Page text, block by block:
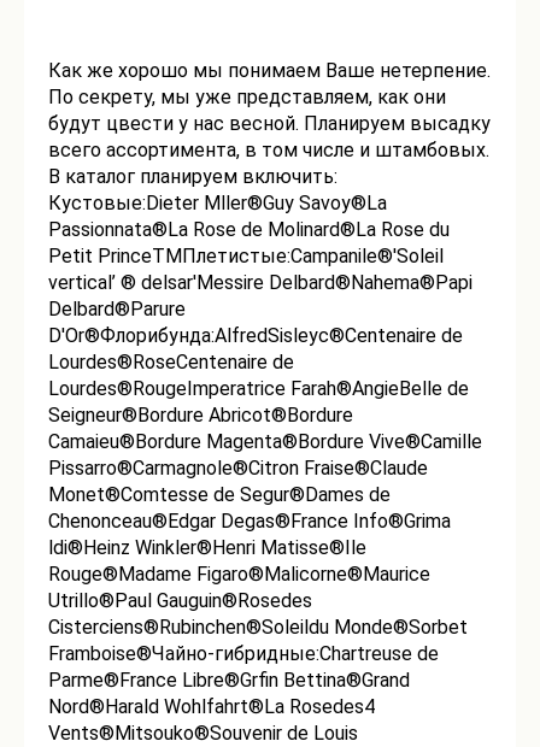
Как же хорошо мы понимаем Ваше нетерпение.
По секрету, мы уже представляем, как они
будут цвести у нас весной. Планируем высадку
всего ассортимента, в том числе и штамбовых.
В каталог планируем включить:
Кустовые:Dieter Mller®Guy Savoy®La
Passionnata®La Rose de Molinard®La Rose du
Petit PrinceTMПлетистые:Campanile®'Soleil
vertical’ ® delsar'Messire Delbard®Nahema®Papi
Delbard®Parure
D'Or®Флорибунда:AlfredSisleyс®Centenaire de
Lourdes®RoseCentenaire de
Lourdes®RougeImperatrice Farah®AngieBelle de
Seigneur®Bordure Abricot®Bordure
Camaieu®Bordure Magenta®Bordure Vive®Camille
Pissarro®Carmagnole®Citron Fraise®Claude
Monet®Comtesse de Segur®Dames de
Chenonceau®Edgar Degas®France Info®Grima
ldi®Heinz Winkler®Henri Matisse®Ile
Rouge®Madame Figaro®Malicorne®Maurice
Utrillo®Paul Gauguin®Rosedes
Cisterciens®Rubinchen®Soleildu Monde®Sorbet
Framboise®Чайно-гибридные:Chartreuse de
Parme®France Libre®Grfin Bettina®Grand
Nord®Harald Wohlfahrt®La Rosedes4
Vents®Mitsouko®Souvenir de Louis